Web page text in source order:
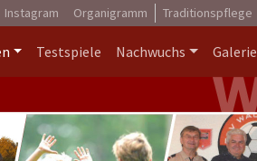
Instagram Organigramm Traditionspflege
Testspiele Nachwuchs Galerie